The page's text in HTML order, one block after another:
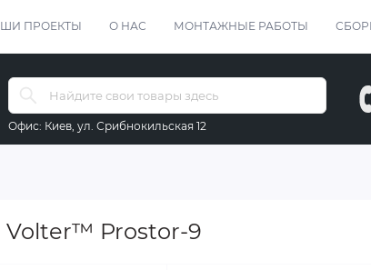
ПРОЕКТЫ О НАС МОНТАЖНЫЕ РАБОТЫ
Офис: Киев, ул. Срибнокильская 12
Volter™ Prostor-9